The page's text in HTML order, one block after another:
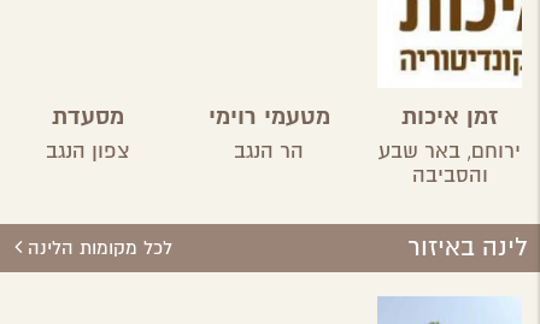
זמן איכות
ירוחם, באר שבע
והסביבה
מטעמי רוימי
הר הנגב
מסעדת
פטגוניה
צפון הנגב
לינה באיזור לכל מקומות הלינה